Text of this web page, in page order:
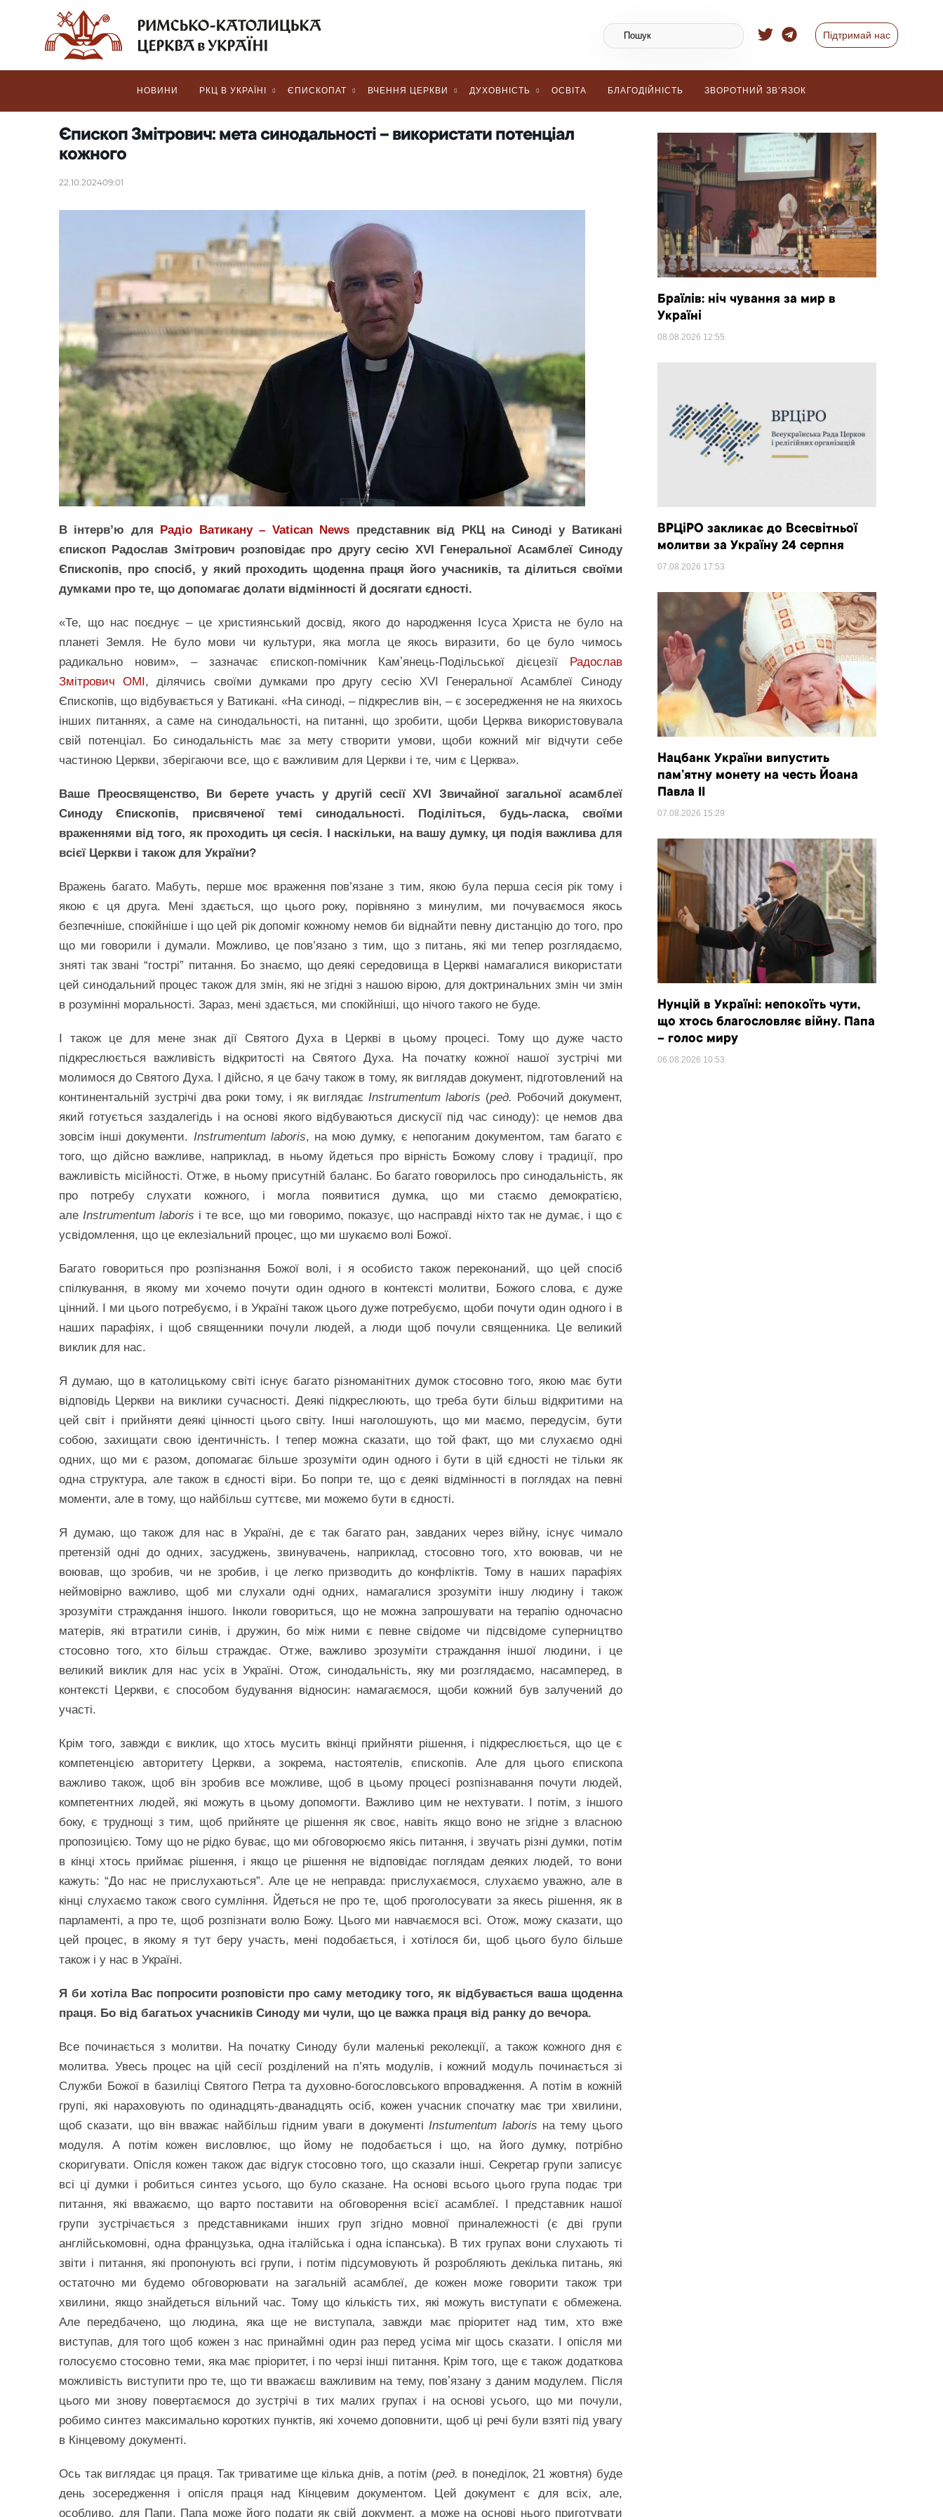
Підтримай нас
НОВИНИ РКЦ В УКРАЇНІ ЄПИСКОПАТ ВЧЕННЯ ЦЕРКВИ ДУХОВНІСТЬ ОСВІТА БЛАГОДІЙНІСТЬ ЗВОРОТНИЙ ЗВ’ЯЗОК
Єпископ Змітрович: мета синодальності – використати потенціал
кожного
22.10.202409:01
В інтерв’ю для Радіо Ватикану – Vatican News представник від РКЦ на Синоді у Ватикані
єпископ Радослав Змітрович розповідає про другу сесію XVI Генеральної Асамблеї Синоду
Єпископів, про спосіб, у який проходить щоденна праця його учасників, та ділиться своїми
думками про те, що допомагає долати відмінності й досягати єдності.
«Те, що нас поєднує – це християнський досвід, якого до народження Ісуса Христа не було на
планеті Земля. Не було мови чи культури, яка могла це якось виразити, бо це було чимось
радикально новим», – зазначає єпископ-помічник Камʼянець-Подільської дієцезії Радослав
Змітрович OMI, ділячись своїми думками про другу сесію XVI Генеральної Асамблеї Синоду
Єпископів, що відбувається у Ватикані. «На синоді, – підкреслив він, – є зосередження не на якихось
інших питаннях, а саме на синодальності, на питанні, що зробити, щоби Церква використовувала
свій потенціал. Бо синодальність має за мету створити умови, щоби кожний міг відчути себе
частиною Церкви, зберігаючи все, що є важливим для Церкви і те, чим є Церква».
Ваше Преосвященство, Ви берете участь у другій сесії XVI Звичайної загальної асамблеї
Синоду Єпископів, присвяченої темі синодальності. Поділіться, будь-ласка, своїми
враженнями від того, як проходить ця сесія. І наскільки, на вашу думку, ця подія важлива для
всієї Церкви і також для України?
Вражень багато. Мабуть, перше моє враження пов’язане з тим, якою була перша сесія рік тому і
якою є ця друга. Мені здається, що цього року, порівняно з минулим, ми почуваємося якось
безпечніше, спокійніше і що цей рік допоміг кожному немов би віднайти певну дистанцію до того, про
що ми говорили і думали. Можливо, це пов’язано з тим, що з питань, які ми тепер розглядаємо,
зняті так звані “гострі” питання. Бо знаємо, що деякі середовища в Церкві намагалися використати
цей синодальний процес також для змін, які не згідні з нашою вірою, для доктринальних змін чи змін
в розумінні моральності. Зараз, мені здається, ми спокійніші, що нічого такого не буде.
І також це для мене знак дії Святого Духа в Церкві в цьому процесі. Тому що дуже часто
підкреслюється важливість відкритості на Святого Духа. На початку кожної нашої зустрічі ми
молимося до Святого Духа. І дійсно, я це бачу також в тому, як виглядав документ, підготовлений на
континентальній зустрічі два роки тому, і як виглядає Instrumentum laboris (ред. Робочий документ,
який готується заздалегідь і на основі якого відбуваються дискусії під час синоду): це немов два
зовсім інші документи. Instrumentum laboris, на мою думку, є непоганим документом, там багато є
того, що дійсно важливе, наприклад, в ньому йдеться про вірність Божому слову і традиції, про
важливість місійності. Отже, в ньому присутній баланс. Бо багато говорилось про синодальність, як
про потребу слухати кожного, і могла появитися думка, що ми стаємо демократією,
алеInstrumentum laboris і те все, що ми говоримо, показує, що насправді ніхто так не думає, і що є
усвідомлення, що це еклезіальний процес, що ми шукаємо волі Божої.
Багато говориться про розпізнання Божої волі, і я особисто також переконаний, що цей спосіб
спілкування, в якому ми хочемо почути один одного в контексті молитви, Божого слова, є дуже
цінний. І ми цього потребуємо, і в Україні також цього дуже потребуємо, щоби почути один одного і в
наших парафіях, і щоб священники почули людей, а люди щоб почули священника. Це великий
виклик для нас.
Я думаю, що в католицькому світі існує багато різноманітних думок стосовно того, якою має бути
відповідь Церкви на виклики сучасності. Деякі підкреслюють, що треба бути більш відкритими на
цей світ і прийняти деякі цінності цього світу. Інші наголошують, що ми маємо, передусім, бути
собою, захищати свою ідентичність. І тепер можна сказати, що той факт, що ми слухаємо одні
одних, що ми є разом, допомагає більше зрозуміти один одного і бути в цій єдності не тільки як
одна структура, але також в єдності віри. Бо попри те, що є деякі відмінності в поглядах на певні
моменти, але в тому, що найбільш суттєве, ми можемо бути в єдності.
Я думаю, що також для нас в Україні, де є так багато ран, завданих через війну, існує чимало
претензій одні до одних, засуджень, звинувачень, наприклад, стосовно того, хто воював, чи не
воював, що зробив, чи не зробив, і це легко призводить до конфліктів. Тому в наших парафіях
неймовірно важливо, щоб ми слухали одні одних, намагалися зрозуміти іншу людину і також
зрозуміти страждання іншого. Інколи говориться, що не можна запрошувати на терапію одночасно
матерів, які втратили синів, і дружин, бо між ними є певне свідоме чи підсвідоме суперництво
стосовно того, хто більш страждає. Отже, важливо зрозуміти страждання іншої людини, і це
великий виклик для нас усіх в Україні. Отож, синодальність, яку ми розглядаємо, насамперед, в
контексті Церкви, є способом будування відносин: намагаємося, щоби кожний був залучений до
участі.
Крім того, завжди є виклик, що хтось мусить вкінці прийняти рішення, і підкреслюється, що це є
компетенцією авторитету Церкви, а зокрема, настоятелів, єпископів. Але для цього єпископа
важливо також, щоб він зробив все можливе, щоб в цьому процесі розпізнавання почути людей,
компетентних людей, які можуть в цьому допомогти. Важливо цим не нехтувати. І потім, з іншого
боку, є труднощі з тим, щоб прийняте це рішення як своє, навіть якщо воно не згідне з власною
пропозицією. Тому що не рідко буває, що ми обговорюємо якісь питання, і звучать різні думки, потім
в кінці хтось приймає рішення, і якщо це рішення не відповідає поглядам деяких людей, то вони
кажуть: “До нас не прислухаються”. Але це не неправда: прислухаємося, слухаємо уважно, але в
кінці слухаємо також свого сумління. Йдеться не про те, щоб проголосувати за якесь рішення, як в
парламенті, а про те, щоб розпізнати волю Божу. Цього ми навчаємося всі. Отож, можу сказати, що
цей процес, в якому я тут беру участь, мені подобається, і хотілося би, щоб цього було більше
також і у нас в Україні.
Я би хотіла Вас попросити розповісти про саму методику того, як відбувається ваша щоденна
праця. Бо від багатьох учасників Синоду ми чули, що це важка праця від ранку до вечора.
Все починається з молитви. На початку Синоду були маленькі реколекції, а також кожного дня є
молитва. Увесь процес на цій сесії розділений на п’ять модулів, і кожний модуль починається зі
Служби Божої в базиліці Святого Петра та духовно-богословського впровадження. А потім в кожній
групі, які нараховують по одинадцять-дванадцять осіб, кожен учасник спочатку має три хвилини,
щоб сказати, що він вважає найбільш гідним уваги в документіInstumentum laboris на тему цього
модуля. А потім кожен висловлює, що йому не подобається і що, на його думку, потрібно
скоригувати. Опісля кожен також дає відгук стосовно того, що сказали інші. Секретар групи записує
всі ці думки і робиться синтез усього, що було сказане. На основі всього цього група подає три
питання, які вважаємо, що варто поставити на обговорення всієї асамблеї. І представник нашої
групи зустрічається з представниками інших груп згідно мовної приналежності (є дві групи
англійськомовні, одна французька, одна італійська і одна іспанська). В тих групах вони слухають ті
звіти і питання, які пропонують всі групи, і потім підсумовують й розробляють декілька питань, які
остаточно ми будемо обговорювати на загальній асамблеї, де кожен може говорити також три
хвилини, якщо знайдеться вільний час. Тому що кількість тих, які можуть виступати є обмежена.
Але передбачено, що людина, яка ще не виступала, завжди має пріоритет над тим, хто вже
виступав, для того щоб кожен з нас принаймні один раз перед усіма міг щось сказати. І опісля ми
голосуємо стосовно теми, яка має пріоритет, і по черзі інші питання. Крім того, ще є також додаткова
можливість виступити про те, що ти вважаєш важливим на тему, повʼязану з даним модулем. Після
цього ми знову повертаємося до зустрічі в тих малих групах і на основі усього, що ми почули,
робимо синтез максимально коротких пунктів, які хочемо доповнити, щоб ці речі були взяті під увагу
в Кінцевому документі.
Ось так виглядає ця праця. Так триватиме ще кілька днів, а потім (ред. в понеділок, 21 жовтня) буде
день зосередження і опісля праця над Кінцевим документом. Цей документ є для всіх, але,
особливо, для Папи. Папа може його подати як свій документ, а може на основі нього приготувати
Браїлів: ніч чування за мир в
Україні
08.08.2026 12:55
ВРЦіРО закликає до Всесвітньої
молитви за Україну 24 серпня
07.08.2026 17:53
Нацбанк України випустить
пам’ятну монету на честь Йоана
Павла II
07.08.2026 15:29
Нунцій в Україні: непокоїть чути,
що хтось благословляє війну. Папа
– голос миру
06.08.2026 10:53